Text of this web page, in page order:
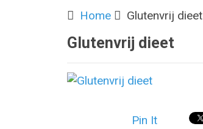
Home Glutenvrij dieet
Glutenvrij dieet
Pin It